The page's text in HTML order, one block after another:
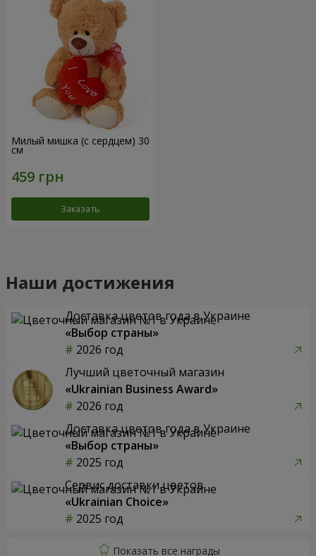
Милый мишка (с сердцем) 30
см
Заказать
Наши достижения
Доставка цветов года в Украине
«Выбор страны»
2026 год
Лучший цветочный магазин
«Ukrainian Business Award»
2026 год
Доставка цветов года в Украине
«Выбор страны»
2025 год
Сервис доставки цветов
«Ukrainian Choice»
2025 год